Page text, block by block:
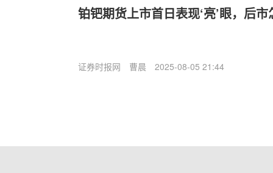
铂钯期货上市首日表现‘亮’眼，后
证券时报网 曹晨 2025-08-05 21:44